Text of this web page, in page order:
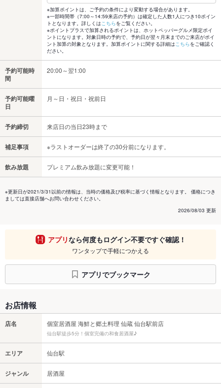
※加算ポイントは、ご予約の条件により変動する場合があります。
※一部時間帯（7:00～14:59来店の予約）は確定した人数1人につき10ポイン
トとなります。詳しくはこちらをご覧ください。
※ポイントプラスで加算されるポイントは、ホットペッパーグルメ限定ポイ
ントになります。対象日時の予約で、予約日が翌々月末までのご来店がポイ
ント加算の対象となります。加算ポイントに関する詳細はこちらをご確認く
ださい。
予約可能時
間
20:00～翌1:00
予約可能曜
日
月～日・祝日・祝前日
予約締切 来店日の当日23時まで
補足事項 ※ラストオーダーは終了の30分前になります。
飲み放題 プレミアム飲み放題に変更可能！
※更新日が2021/3/31以前の情報は、当時の価格及び税率に基づく情報となります。 価格につき
ましては直接店舗へお問い合わせください。
2026/08/03 更新
アプリなら何度もログイン不要ですぐ確認！
ワンタップで手軽につかえる
アプリでブックマーク
お店情報
店名 個室居酒屋 海鮮と郷土料理 仙蔵 仙台駅前店
仙台駅徒歩5分！個室完備の和食居酒屋♪
エリア 仙台駅
ジャンル 居酒屋